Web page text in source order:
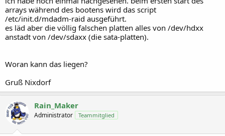
arrays während des bootens wird das script
/etc/init.d/mdadm-raid ausgeführt.
es läd aber die völlig falschen platten alles von /dev/hdxx
anstadt von /dev/sdaxx (die sata-platten).
Woran kann das liegen?
Gruß Nixdorf
Rain_Maker
Administrator Teammitglied